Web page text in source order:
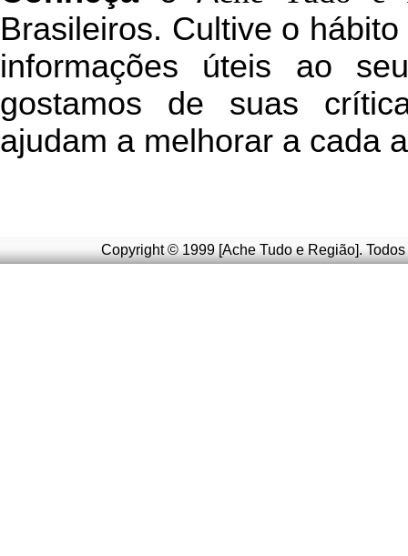
Brasileiros. Cultive o
informações úteis ao
gostamos de suas
ajudam a melhorar a cada
Copyright © 1999 [Ache Tudo e Região].